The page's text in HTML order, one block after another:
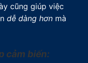
cũng giúp việc
dễ dàng hơn mà
cảm biến: